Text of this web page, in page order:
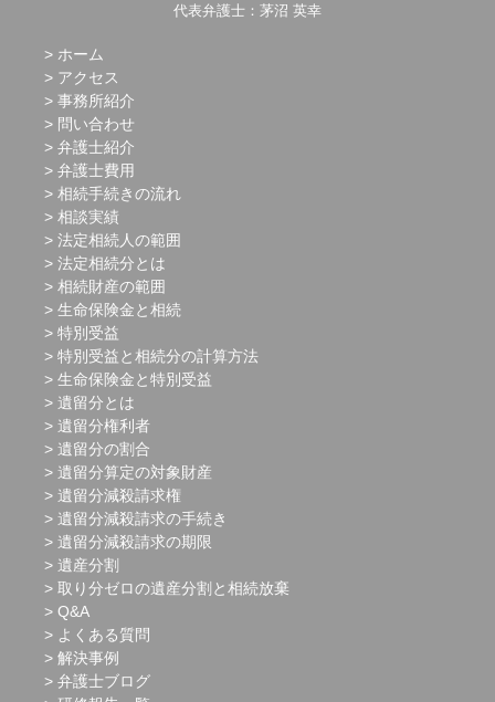
代表弁護士：茅沼 英幸
ホーム
アクセス
事務所紹介
問い合わせ
弁護士紹介
弁護士費用
相続手続きの流れ
相談実績
法定相続人の範囲
法定相続分とは
相続財産の範囲
生命保険金と相続
特別受益
特別受益と相続分の計算方法
生命保険金と特別受益
遺留分とは
遺留分権利者
遺留分の割合
遺留分算定の対象財産
遺留分減殺請求権
遺留分減殺請求の手続き
遺留分減殺請求の期限
遺産分割
取り分ゼロの遺産分割と相続放棄
Q&A
よくある質問
解決事例
弁護士ブログ